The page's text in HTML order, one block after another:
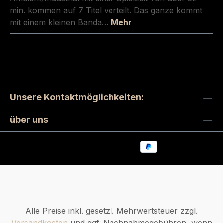
min. kommen auf 7 Titel verteilt. Das ganze kommt
mit einem kleinen Banda… Mehr
Unsere Kontaktmöglichkeiten:
über uns
Alle Preise inkl. gesetzl. Mehrwertsteuer zzgl.